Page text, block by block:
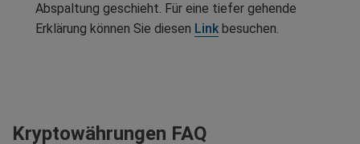
Abspaltung geschieht. Für eine tiefer gehende
Erklärung können Sie diesen Link besuchen.
Kryptowährungen FAQ